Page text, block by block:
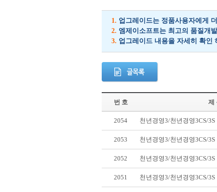
1. 업그레이드는 정품사용자에게
2. 엠제이소프트는 최고의 품질개
3. 업그레이드 내용을 자세히 확인
번 호 제
2054 천년경영3/천년경영3CS/
2053 천년경영3/천년경영3CS/
2052 천년경영3/천년경영3CS/
2051 천년경영3/천년경영3CS/